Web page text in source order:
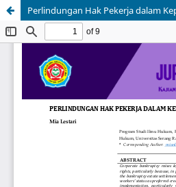
Perlindungan Hak Pekerja dalam